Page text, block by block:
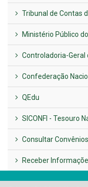
Previous
LINKS ÚTEIS
AMUPE
Governo de
Tribunal de Contas